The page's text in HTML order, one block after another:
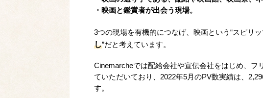
・映画と鑑賞者が出会う現場。
3つの現場を有機的につなげ、映画という“スピリ
し”だと考えています。
Cinemarcheでは配給会社や宣伝会社をはじめ、
ていただいており、2022年5月のPV数実績は、
す。